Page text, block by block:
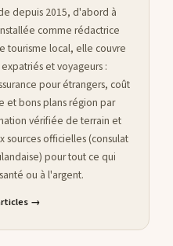
depuis 2015, d'abord à
comme rédactrice
tourisme local, elle couvre
et voyageurs :
pour étrangers, coût
et bons plans région par
vérifiée de terrain et
sources officielles (consulat
pour tout ce qui
ou à l'argent.
→